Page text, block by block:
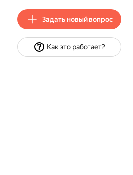
Задать новый вопрос
Как это работает?